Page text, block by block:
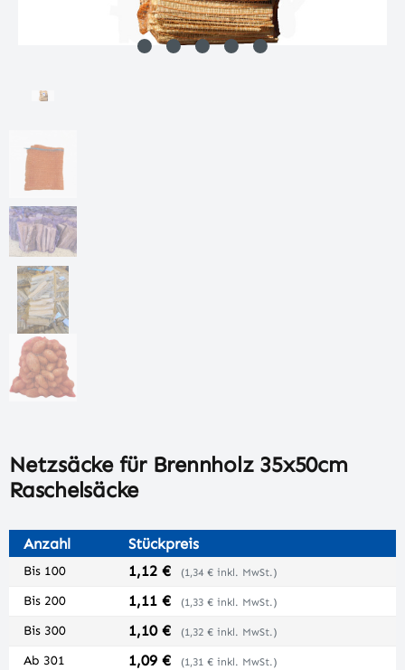
Netzsäcke für Brennholz 35x50cm
Raschelsäcke
Anzahl Stückpreis
Bis 100 1,12 € (1,34 € inkl. MwSt.)
Bis 200 1,11 € (1,33 € inkl. MwSt.)
Bis 300 1,10 € (1,32 € inkl. MwSt.)
Ab 301 1,09 € (1,31 € inkl. MwSt.)